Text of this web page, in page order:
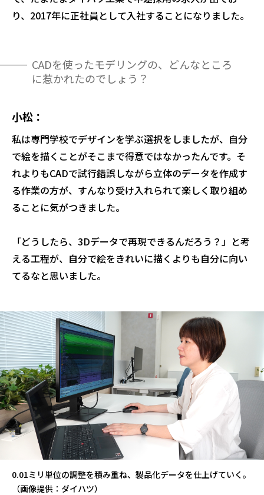
り、2017年に正社員として入社することになりました。
CADを使ったモデリングの、どんなところ
に惹かれたのでしょう？
小松
私は専門学校でデザインを学ぶ選択をしましたが、自分
で絵を描くことがそこまで得意ではなかったんです。そ
れよりもCADで試行錯誤しながら立体のデータを作成す
る作業の方が、すんなり受け入れられて楽しく取り組め
ることに気がつきました。
「どうしたら、3Dデータで再現できるんだろう？」と考
える工程が、自分で絵をきれいに描くよりも自分に向い
てるなと思いました。
0.01ミリ単位の調整を積み重ね、製品化データを仕上げていく。
（画像提供：ダイハツ）